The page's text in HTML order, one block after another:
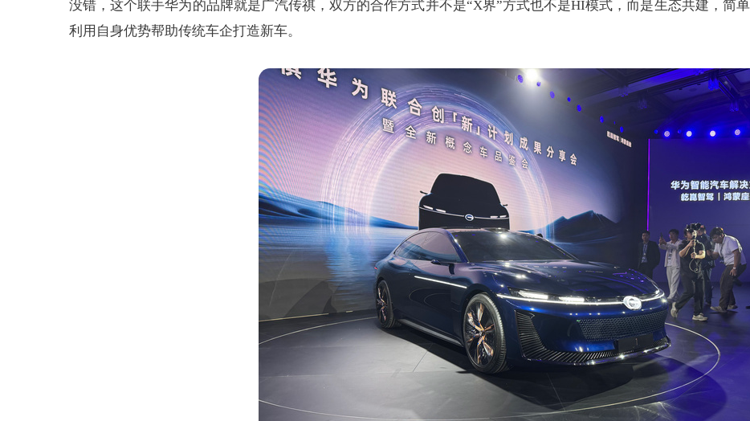
没错，这个联手华为的品牌就是广汽传祺，双方的合作方式并不是“X界”方式也不是HI模式，而是生态共建，简
利用自身优势帮助传统车企打造新车。